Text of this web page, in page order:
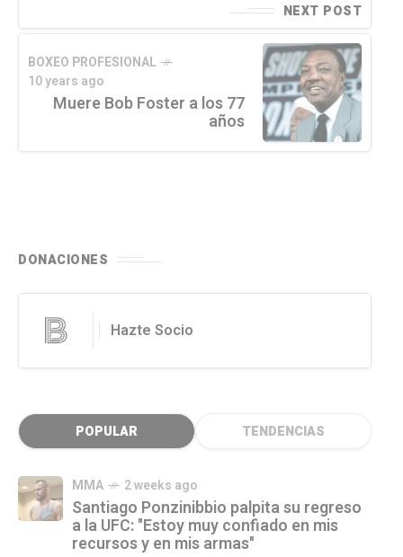
NEXT POST
BOXEO PROFESIONAL
10 years ago
Muere Bob Foster a los 77
años
DONACIONES
Hazte Socio
POPULAR TENDENCIAS
MMA 2 weeks ago
Santiago Ponzinibbio palpita su regreso
a la UFC: "Estoy muy confiado en mis
recursos y en mis armas"